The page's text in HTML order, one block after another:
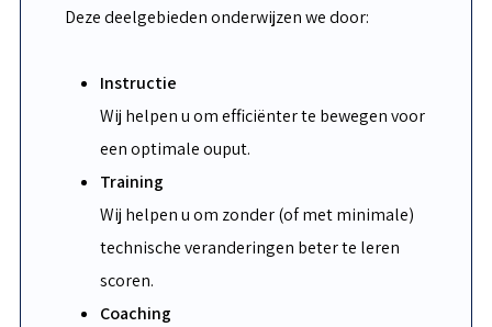
Deze deelgebieden onderwijzen we door:
Instructie
Wij helpen u om efficiënter te bewegen voor
een optimale ouput.
Training
Wij helpen u om zonder (of met minimale)
technische veranderingen beter te leren
scoren.
Coaching